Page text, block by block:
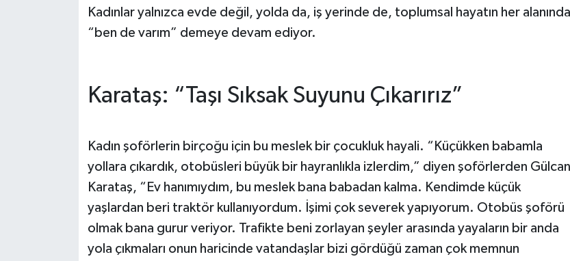
Kadınlar yalnızca evde değil, yolda da, iş yerinde de, toplumsal hayatın her alanında
“ben de varım” demeye devam ediyor.
Karataş: “Taşı Sıksak Suyunu Çıkarırız”
Kadın şoförlerin birçoğu için bu meslek bir çocukluk hayali. “Küçükken babamla
yollara çıkardık, otobüsleri büyük bir hayranlıkla izlerdim,” diyen şoförlerden Gülcan
Karataş, “Ev hanımıydım, bu meslek bana babadan kalma. Kendimde küçük
yaşlardan beri traktör kullanıyordum. İşimi çok severek yapıyorum. Otobüs şoförü
olmak bana gurur veriyor. Trafikte beni zorlayan şeyler arasında yayaların bir anda
yola çıkmaları onun haricinde vatandaşlar bizi gördüğü zaman çok memnun